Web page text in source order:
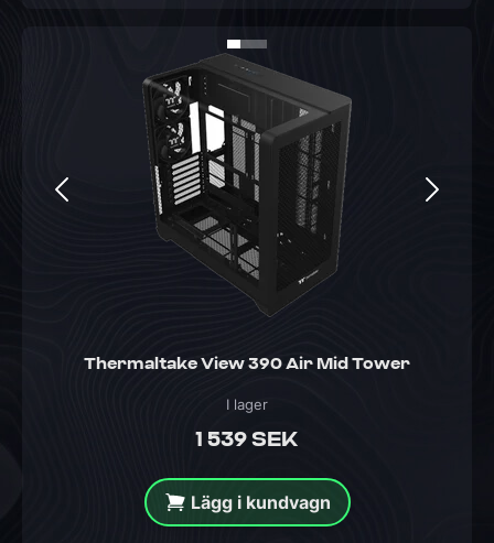
Thermaltake View 390 Air Mid Tower
1 539 SEK
I lager
Lägg i kundvagn